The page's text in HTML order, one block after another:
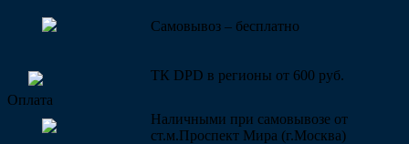
Самовывоз – бесплатно
ТК DPD в регионы от 600 руб.
Оплата
Наличными при самовывозе от
ст.м.Проспект Мира (г.Москва)